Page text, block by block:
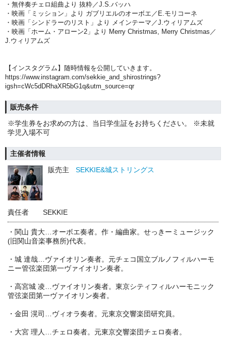
・無伴奏チェロ組曲より 抜粋／J.S.バッハ
・映画「ミッション」より ガブリエルのオーボエ／E.モリコーネ
・映画「シンドラーのリスト」より メインテーマ／J.ウィリアムズ
・映画「ホーム・アローン2」より Merry Christmas, Merry Christmas／
J.ウィリアムズ
【インスタグラム】随時情報を公開していきます。
https://www.instagram.com/sekkie_and_shirostrings?
igsh=cWc5dDRhaXR5bG1q&utm_source=qr
販売条件
※学生券をお求めの方は、当日学生証をお持ちください。 ※未就
学児入場不可
主催者情報
販売主
SEKKIE&城ストリングス
責任者 SEKKIE
・関山 貴大…オーボエ奏者。作・編曲家。せっきーミュージック
(旧関山音楽事務所)代表。
・城 達哉…ヴァイオリン奏者。元チェコ国立ブルノフィルハーモ
ニー管弦楽団第一ヴァイオリン奏者。
・高宮城 凌…ヴァイオリン奏者。東京シティフィルハーモニック
管弦楽団第一ヴァイオリン奏者。
・金田 滉司…ヴィオラ奏者。元東京交響楽団研究員。
・大宮 理人…チェロ奏者。元東京交響楽団チェロ奏者。